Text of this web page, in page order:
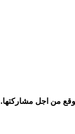
من اجل مشاركتها.